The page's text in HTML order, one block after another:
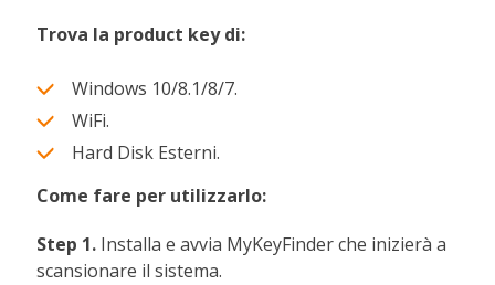
Trova la product key di:
Windows 10/8.1/8/7.
WiFi.
Hard Disk Esterni.
Come fare per utilizzarlo:
Step 1. Installa e avvia MyKeyFinder che inizierà a
scansionare il sistema.